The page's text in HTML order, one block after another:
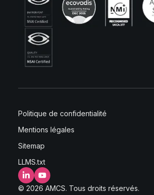
Politique de confidentialité
Mentions légales
Sitemap
LLMS.txt
LinkedInYouTube
© 2026 AMCS. Tous droits réservés.